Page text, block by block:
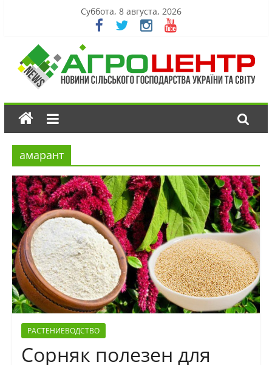
Суббота, 8 августа, 2026
амарант
РАСТЕНИЕВОДСТВО
Сорняк полезен для